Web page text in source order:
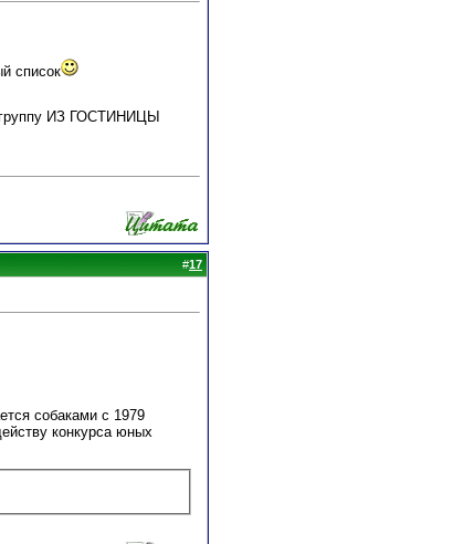
список
группу ИЗ ГОСТИНИЦЫ
#17
собаками с 1979
конкурса юных